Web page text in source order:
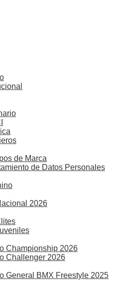
de Marca
de Datos Personales
2026
Championship 2026
Challenger 2026
General BMX Freestyle 2025